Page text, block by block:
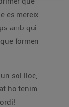
es mereix
amb qui
formen
sol lloc,
ho tenim